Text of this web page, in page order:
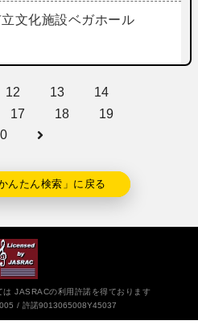
文化施設ベガホール
12 13
14
17 18
19
んたん検索」に戻る
は JASRACの利用許諾を得ております
許諾9013065008Y45037